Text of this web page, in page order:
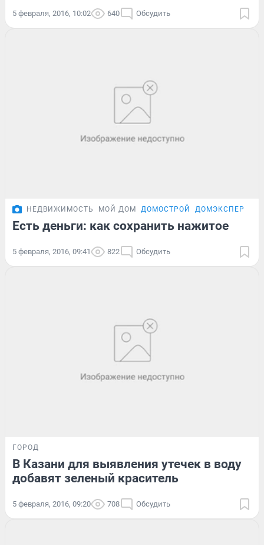
5 февраля, 2016, 10:02 640 Обсудить
НЕДВИЖИМОСТЬ МОЙ ДОМ ДОМОСТРОЙ ДОМЭКСПЕРТ
Есть деньги: как сохранить нажитое
5 февраля, 2016, 09:41 822 Обсудить
ГОРОД
В Казани для выявления утечек в воду
добавят зеленый краситель
5 февраля, 2016, 09:20 708 Обсудить